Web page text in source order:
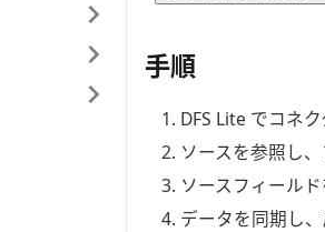
手順
DFS Lite でコネ
ソースを参照し
ソースフィール
データを同期し